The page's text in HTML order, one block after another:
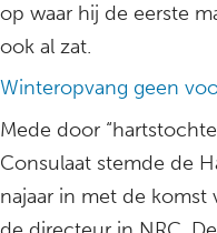
op waar hij de eerste
ook al zat.
Winteropvang geen
Mede door
Consulaat stemde de
najaar in met de